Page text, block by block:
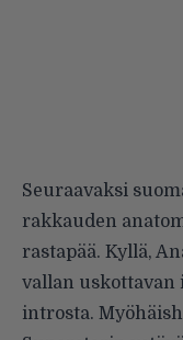
Seuraavaksi
rakkauden
rastapää. Kyllä,
vallan uskottavan
introsta.